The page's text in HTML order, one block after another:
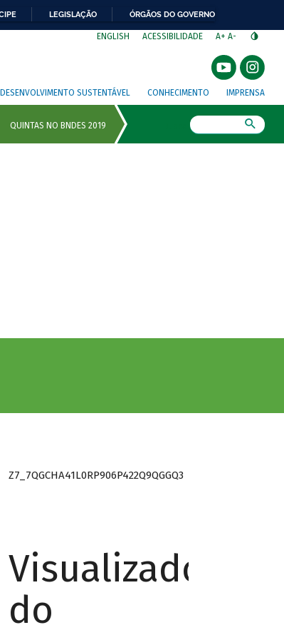
LEGISLAÇÃO ÓRGÃOS DO GOVERNO
ENGLISH ACESSIBILIDADE A+ A-
DESENVOLVIMENTO SUSTENTÁVEL CONHECIMENTO IMPRENSA
Z7_7QGCHA41L0RP906P422Q9QGGQ3
Visualizador
do